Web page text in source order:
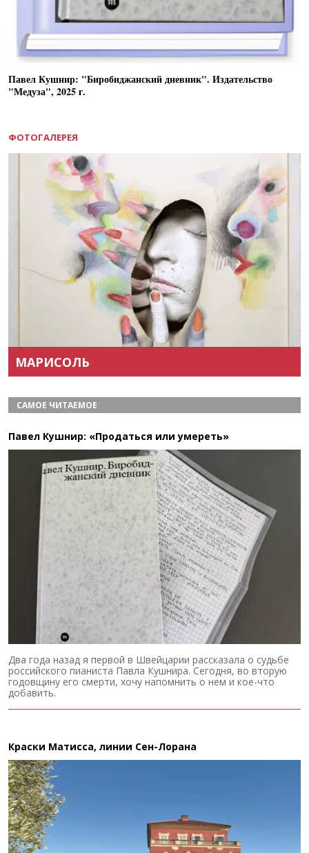
Павел Кушнир: "Биробиджанский дневник". Издательство
"Медуза", 2025 г.
ФОТОГАЛЕРЕЯ
МАРИСОЛЬ
САМОЕ ЧИТАЕМОЕ
Павел Кушнир: «Продаться или умереть»
Два года назад я первой в Швейцарии рассказала о судьбе
российского пианиста Павла Кушнира. Сегодня, во вторую
годовщину его смерти, хочу напомнить о нем и кое-что
добавить.
Краски Матисса, линии Сен-Лорана